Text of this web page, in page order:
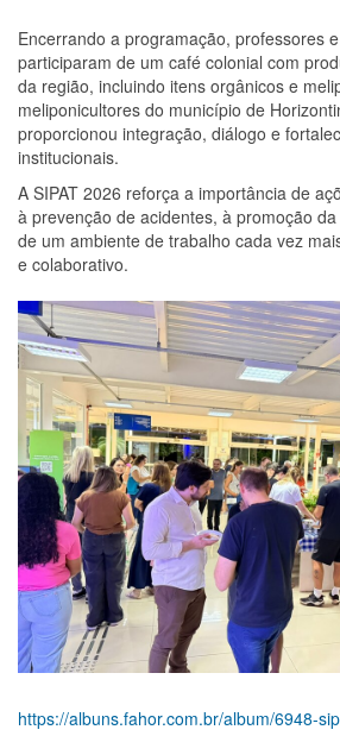
Encerrando a programação, professores
participaram de um café colonial com
da região, incluindo itens orgânicos e
meliponicultores do município de
proporcionou integração, diálogo e
institucionais.
A SIPAT 2026 reforça a importância de
à prevenção de acidentes, à promoção
de um ambiente de trabalho cada vez
e colaborativo.
https://albuns.fahor.com.br/album/6948-